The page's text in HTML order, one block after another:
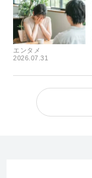
エンタメ
2026.07.31